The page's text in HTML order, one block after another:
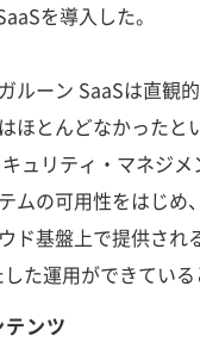
を導入した。
ルーン SaaSは直観
ほとんどなかったと
ュリティ・マネジメ
ムの可用性をはじめ
ド基盤上で提供され
た運用ができている
ンツ